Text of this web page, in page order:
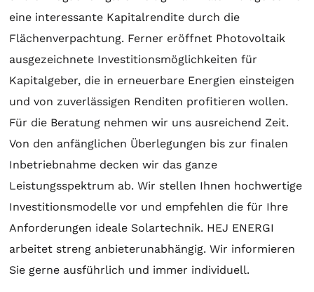
eine interessante Kapitalrendite durch die
Flächenverpachtung. Ferner eröffnet Photovoltaik
ausgezeichnete Investitionsmöglichkeiten für
Kapitalgeber, die in erneuerbare Energien einsteigen
und von zuverlässigen Renditen profitieren wollen.
Für die Beratung nehmen wir uns ausreichend Zeit.
Von den anfänglichen Überlegungen bis zur finalen
Inbetriebnahme decken wir das ganze
Leistungsspektrum ab. Wir stellen Ihnen hochwertige
Investitionsmodelle vor und empfehlen die für Ihre
Anforderungen ideale Solartechnik. HEJ ENERGI
arbeitet streng anbieterunabhängig. Wir informieren
Sie gerne ausführlich und immer individuell.